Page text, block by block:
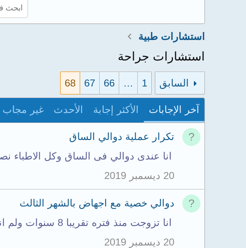
استشارات طبية
استشارات جراحة
السابق 1
…
66
67
68
آخر الإجابات الأكثر إجابة الأحدث غير مجاب
تكرار عملية دوالي الساق
انا عندى دوالي فى الساق وكل
20 ديسمبر 2019
دوالي خصية مع اجهاض بالشهر الثالث
انا تزوجت منذ فتره تقريبا 8 سنوات ولم انجب ولكن ذهبت للدكاتره وقالو لي اعمل اشعه وعملت...
20 ديسمبر 2019